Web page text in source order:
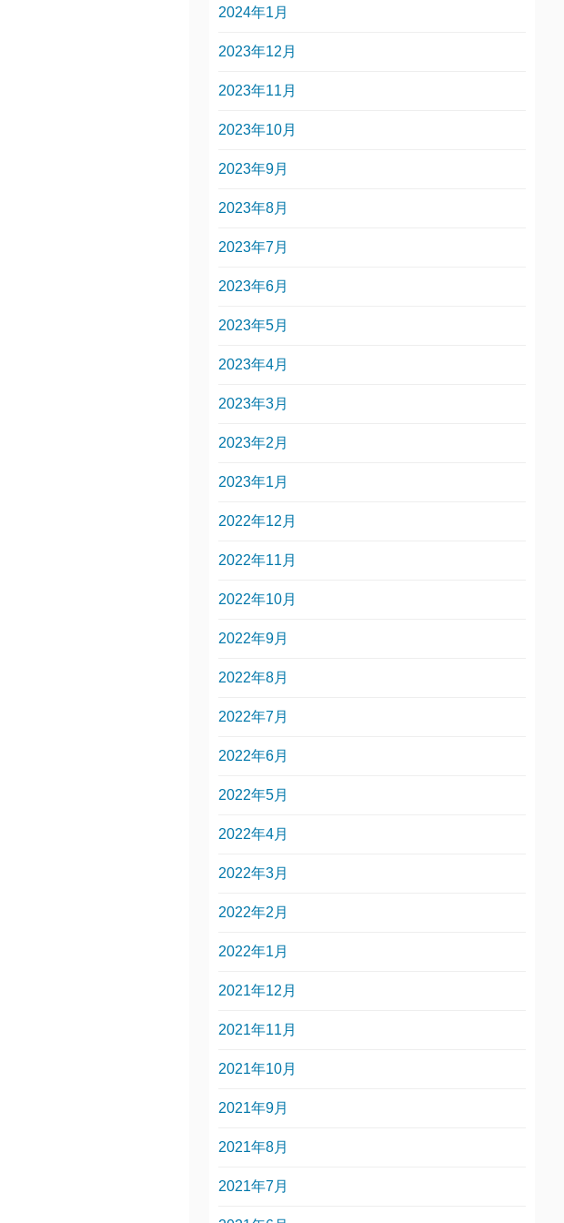
2024年1月
2023年12月
2023年11月
2023年10月
2023年9月
2023年8月
2023年7月
2023年6月
2023年5月
2023年4月
2023年3月
2023年2月
2023年1月
2022年12月
2022年11月
2022年10月
2022年9月
2022年8月
2022年7月
2022年6月
2022年5月
2022年4月
2022年3月
2022年2月
2022年1月
2021年12月
2021年11月
2021年10月
2021年9月
2021年8月
2021年7月